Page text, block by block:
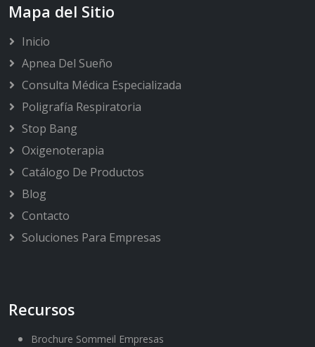
Mapa del Sitio
Inicio
Apnea Del Sueño
Consulta Médica Especializada
Poligrafía Respiratoria
Stop Bang
Oxigenoterapia
Catálogo De Productos
Blog
Contacto
Soluciones Para Empresas
Recursos
Brochure Sommeil Empresas